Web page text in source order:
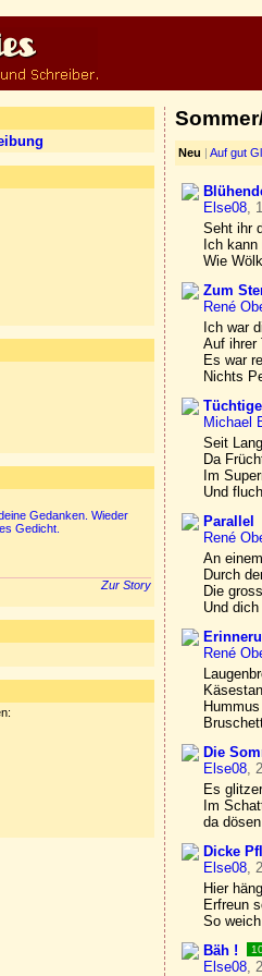
Gedanken. Wieder
Gedicht.
Zur Story
Neu | Auf gut
Else08,
Seht ihr
Ich
Wie
Zum
René
Ich war
Auf ihrer
Es war
Nichts
Michael
Seit
Da
Im
Und
Parallel
René
An
Durch
Die
Und
René
Die
Else08,
Es
Im
da
Dicke
Else08,
Hier
Erfreun
So
Bäh !
Else08,